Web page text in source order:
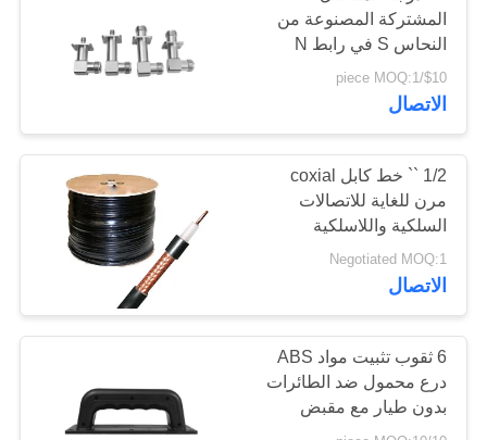
POLICYالعريض
مضخم أحادي الاتجاه
15
12
المشتركة المصنوعة من
النحاس S في رابط N
لجهاز نظام الطائرات بدون
طيار
$10/piece MOQ:1
الاتصال
1/2 `` خط كابل coxial
مرن للغاية للاتصالات
السلكية واللاسلكية
Negotiated MOQ:1
الاتصال
6 ثقوب تثبيت مواد ABS
درع محمول ضد الطائرات
بدون طيار مع مقبض
مستطيل أسود 129g